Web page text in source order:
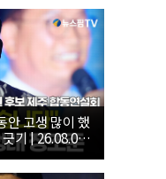
후보 제주 합